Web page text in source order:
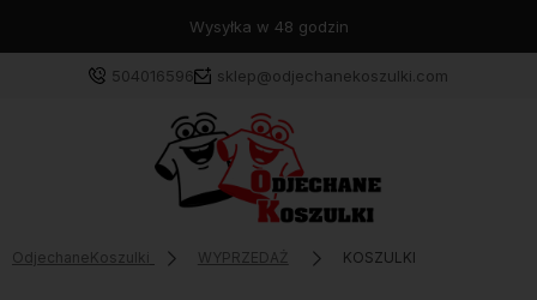
Wysyłka w 48 godzin
504016596 sklep@odjechanekoszulki.com
OdjechaneKoszulki WYPRZEDAŻ KOSZULKI